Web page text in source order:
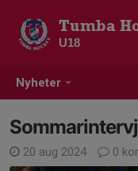
Nyheter
Tumba
U18
20 aug 2024 0